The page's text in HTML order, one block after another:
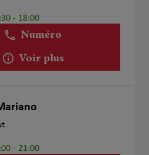
- 18:00
Numéro
Voir plus
- 21:00